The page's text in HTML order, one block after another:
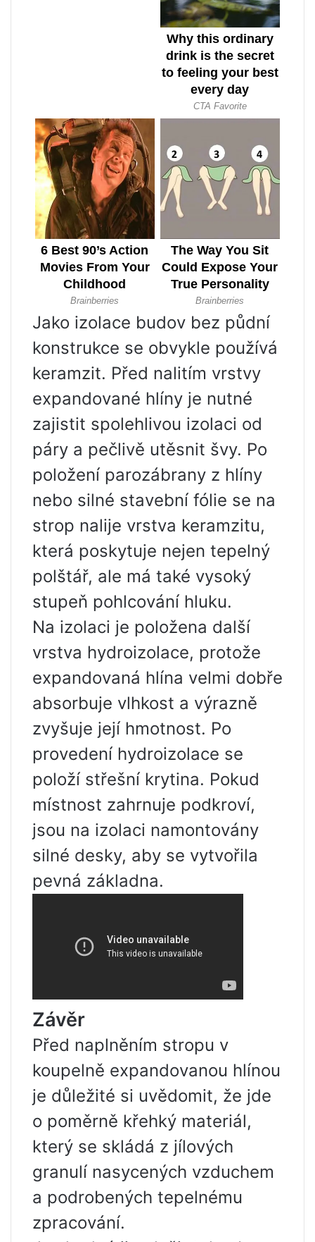
Jako izolace budov bez půdní
konstrukce se obvykle používá
keramzit. Před nalitím vrstvy
expandované hlíny je nutné
zajistit spolehlivou izolaci od
páry a pečlivě utěsnit švy. Po
položení parozábrany z hlíny
nebo silné stavební fólie se na
strop nalije vrstva keramzitu,
která poskytuje nejen tepelný
polštář, ale má také vysoký
stupeň pohlcování hluku.
Na izolaci je položena další
vrstva hydroizolace, protože
expandovaná hlína velmi dobře
absorbuje vlhkost a výrazně
zvyšuje její hmotnost. Po
provedení hydroizolace se
položí střešní krytina. Pokud
místnost zahrnuje podkroví,
jsou na izolaci namontovány
silné desky, aby se vytvořila
pevná základna.
Závěr
Před naplněním stropu v
koupelně expandovanou hlínou
je důležité si uvědomit, že jde
o poměrně křehký materiál,
který se skládá z jílových
granulí nasycených vzduchem
a podrobených tepelnému
zpracování.